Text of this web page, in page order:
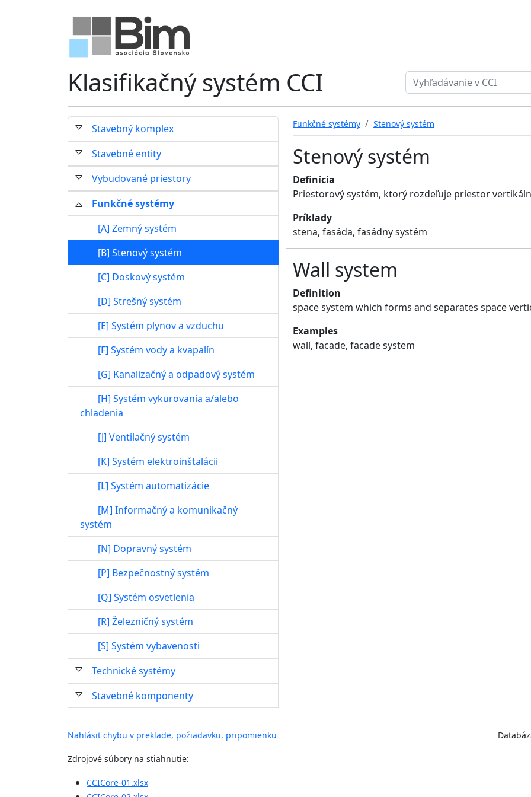
Klasifikačný systém CCI Search term
Stavebný komplex
Stavebné entity
Vybudované priestory
Funkčné systémy
[A] Zemný systém
[B] Stenový systém
[C] Doskový systém
[D] Strešný systém
[E] Systém plynov a vzduchu
[F] Systém vody a kvapalín
[G] Kanalizačný a odpadový systém
[H] Systém vykurovania a/alebo
chladenia
[J] Ventilačný systém
[K] Systém elektroinštalácii
[L] Systém automatizácie
[M] Informačný a komunikačný
systém
[N] Dopravný systém
[P] Bezpečnostný systém
[Q] Systém osvetlenia
[R] Železničný systém
[S] Systém vybavenosti
Technické systémy
Stavebné komponenty
Funkčné systémy Stenový systém
Stenový systém
Definícia
Priestorový systém, ktorý rozdeľuje priestor
Príklady
stena, fasáda, fasádny systém
Wall system
Definition
space system which forms and separates space
Examples
wall, facade, facade system
Nahlásiť chybu v preklade, požiadavku, pripomienku
Zdrojové súbory na stiahnutie:
CCICore-01.xlsx